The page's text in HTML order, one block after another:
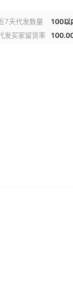
7天代发数量 100以
发买家留货率